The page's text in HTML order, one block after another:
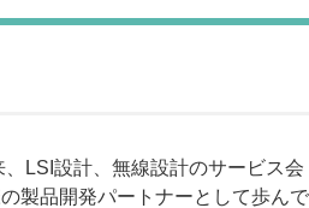
LSI設計、無線設計のサービス会
製品開発パートナーとして歩んで